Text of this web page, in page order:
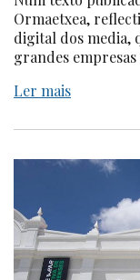
Ormaetxea,
digital dos media,
grandes
Ler mais